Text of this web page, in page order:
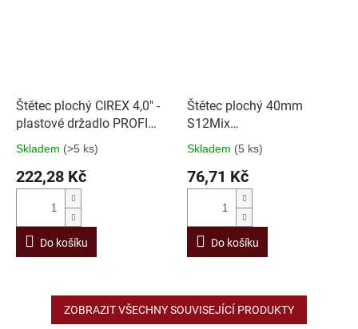
Štětec plochý CIREX 4,0" -
plastové držadlo PROFI
kvalita
Skladem (>5 ks)
222,28 Kč
Do košíku
Štětec plochý 40mm
S12Mix
sv.šedivých.šť.dřev.drž.
Skladem (5 ks)
76,71 Kč
Do košíku
ZOBRAZIT VŠECHNY SOUVISEJÍCÍ PRODUKTY